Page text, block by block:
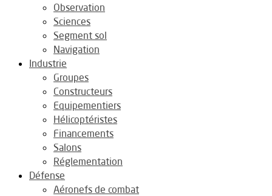
Observation
Sciences
Segment sol
Navigation
Industrie
Groupes
Constructeurs
Equipementiers
Hélicoptéristes
Financements
Salons
Réglementation
Défense
Aéronefs de combat